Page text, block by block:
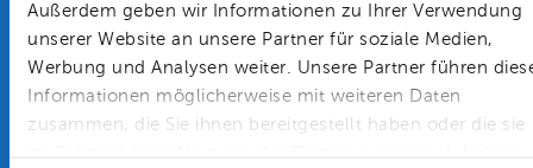
Außerdem geben wir Informationen zu Ihrer Verwendung
unserer Website an unsere Partner für soziale Medien,
Werbung und Analysen weiter. Unsere Partner führen
Informationen möglicherweise mit weiteren Daten
zusammen, die Sie ihnen bereitgestellt haben oder die sie